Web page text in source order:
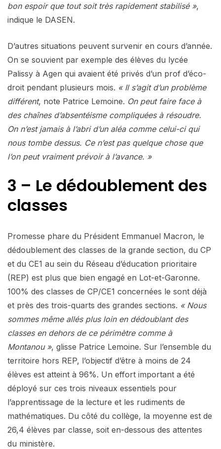
bon espoir que tout soit très rapidement stabilisé »,
indique le DASEN.
D’autres situations peuvent survenir en cours d’année.
On se souvient par exemple des élèves du lycée
Palissy à Agen qui avaient été privés d’un prof d’éco-
droit pendant plusieurs mois. « Il s’agit d’un problème
différent, note Patrice Lemoine. On peut faire face à
des chaînes d’absentéisme compliquées à résoudre.
On n’est jamais à l’abri d’un aléa comme celui-ci qui
nous tombe dessus. Ce n’est pas quelque chose que
l’on peut vraiment prévoir à l’avance. »
3 – Le dédoublement des
classes
Promesse phare du Président Emmanuel Macron, le
dédoublement des classes de la grande section, du CP
et du CE1 au sein du Réseau d’éducation prioritaire
(REP) est plus que bien engagé en Lot-et-Garonne.
100% des classes de CP/CE1 concernées le sont déjà
et près des trois-quarts des grandes sections. « Nous
sommes même allés plus loin en dédoublant des
classes en dehors de ce périmètre comme à
Montanou », glisse Patrice Lemoine. Sur l’ensemble du
territoire hors REP, l’objectif d’être à moins de 24
élèves est atteint à 96%. Un effort important a été
déployé sur ces trois niveaux essentiels pour
l’apprentissage de la lecture et les rudiments de
mathématiques. Du côté du collège, la moyenne est de
26,4 élèves par classe, soit en-dessous des attentes
du ministère.